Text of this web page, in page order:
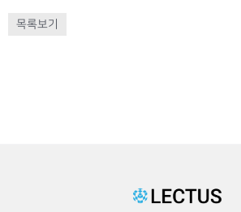
목록보기